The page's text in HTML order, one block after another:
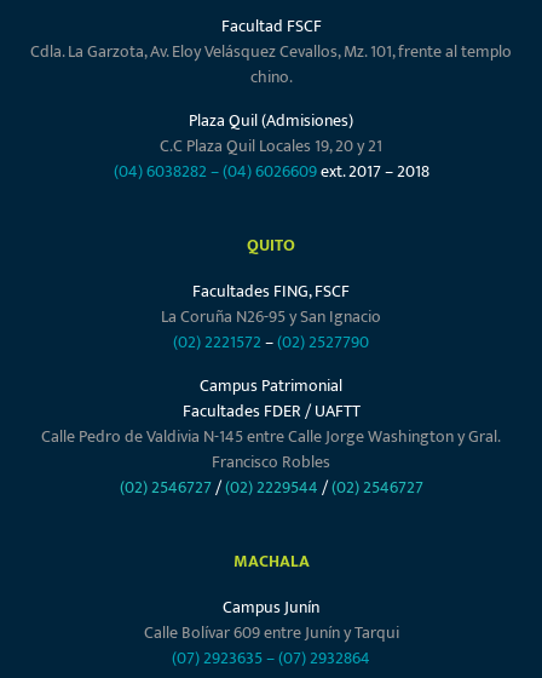
Facultad FSCF
Cdla. La Garzota, Av. Eloy Velásquez Cevallos, Mz. 101, frente al templo
chino.
Plaza Quil (Admisiones)
C.C Plaza Quil Locales 19, 20 y 21
(04) 6038282–(04) 6026609ext. 2017 – 2018
QUITO
Facultades FING, FSCF
La Coruña N26-95 y San Ignacio
(02) 2221572–(02) 2527790
Campus Patrimonial
Facultades FDER / UAFTT
Calle Pedro de Valdivia N-145 entre Calle Jorge Washington y Gral.
Francisco Robles
(02) 2546727/(02) 2229544/(02) 2546727
MACHALA
Campus Junín
Calle Bolívar 609 entre Junín y Tarqui
(07) 2923635–(07) 2932864